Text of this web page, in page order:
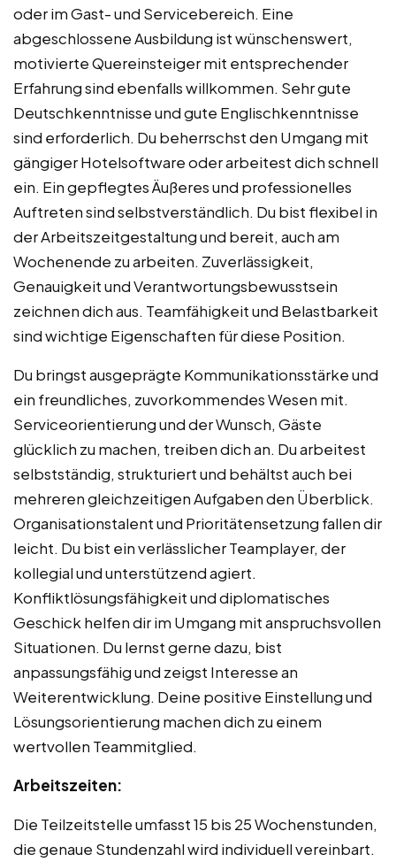
oder im Gast- und Servicebereich. Eine
abgeschlossene Ausbildung ist wünschenswert,
motivierte Quereinsteiger mit entsprechender
Erfahrung sind ebenfalls willkommen. Sehr gute
Deutschkenntnisse und gute Englischkenntnisse
sind erforderlich. Du beherrschst den Umgang mit
gängiger Hotelsoftware oder arbeitest dich schnell
ein. Ein gepflegtes Äußeres und professionelles
Auftreten sind selbstverständlich. Du bist flexibel in
der Arbeitszeitgestaltung und bereit, auch am
Wochenende zu arbeiten. Zuverlässigkeit,
Genauigkeit und Verantwortungsbewusstsein
zeichnen dich aus. Teamfähigkeit und Belastbarkeit
sind wichtige Eigenschaften für diese Position.
Du bringst ausgeprägte Kommunikationsstärke und
ein freundliches, zuvorkommendes Wesen mit.
Serviceorientierung und der Wunsch, Gäste
glücklich zu machen, treiben dich an. Du arbeitest
selbstständig, strukturiert und behältst auch bei
mehreren gleichzeitigen Aufgaben den Überblick.
Organisationstalent und Prioritätensetzung fallen dir
leicht. Du bist ein verlässlicher Teamplayer, der
kollegial und unterstützend agiert.
Konfliktlösungsfähigkeit und diplomatisches
Geschick helfen dir im Umgang mit anspruchsvollen
Situationen. Du lernst gerne dazu, bist
anpassungsfähig und zeigst Interesse an
Weiterentwicklung. Deine positive Einstellung und
Lösungsorientierung machen dich zu einem
wertvollen Teammitglied.
Arbeitszeiten:
Die Teilzeitstelle umfasst 15 bis 25 Wochenstunden,
die genaue Stundenzahl wird individuell vereinbart.